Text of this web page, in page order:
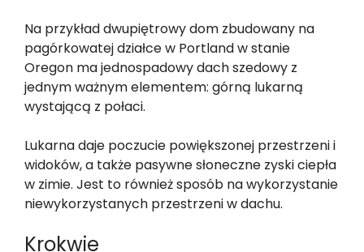
Na przykład dwupiętrowy dom zbudowany na
pagórkowatej działce w Portland w stanie
Oregon ma jednospadowy dach szedowy z
jednym ważnym elementem: górną lukarną
wystającą z połaci.
Lukarna daje poczucie powiększonej przestrzeni i
widoków, a także pasywne słoneczne zyski ciepła
w zimie. Jest to również sposób na wykorzystanie
niewykorzystanych przestrzeni w dachu.
Krokwie